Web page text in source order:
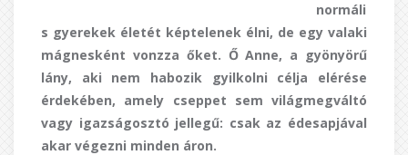
normáli
s gyerekek életét képtelenek élni, de egy valaki
mágnesként vonzza őket. Ő Anne, a gyönyörű
lány, aki nem habozik gyilkolni célja elérése
érdekében, amely cseppet sem világmegváltó
vagy igazságosztó jellegű: csak az édesapjával
akar végezni minden áron.